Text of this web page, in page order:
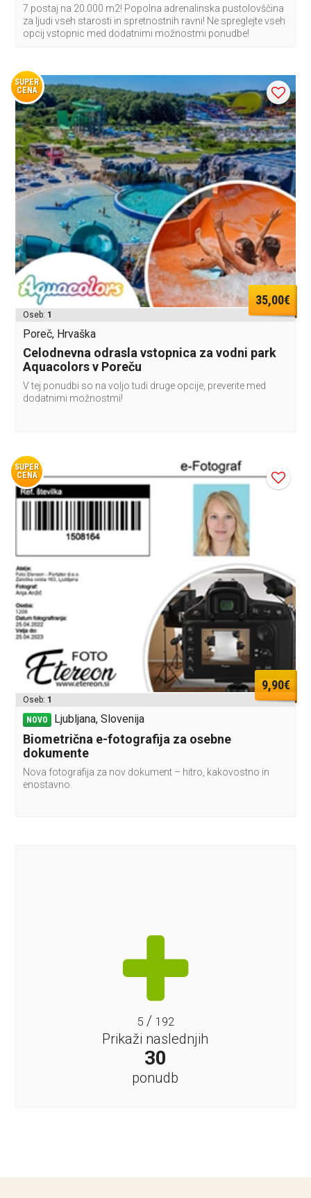
7 postaj na 20.000 m2! Popolna adrenalinska pustolovščina
za ljudi vseh starosti in spretnostnih ravni! Ne spreglejte vseh
opcij vstopnic med dodatnimi možnostmi ponudbe!
SUPER
CENA
35,00€
Oseb: 1
Poreč, Hrvaška
Celodnevna odrasla vstopnica za vodni park
Aquacolors v Poreču
V tej ponudbi so na voljo tudi druge opcije, preverite med
dodatnimi možnostmi!
SUPER
CENA
9,90€
Oseb: 1
NOVO Ljubljana, Slovenija
Biometrična e-fotografija za osebne
dokumente
Nova fotografija za nov dokument – hitro, kakovostno in
enostavno.
5/ 192
Prikaži naslednjih
30
ponudb